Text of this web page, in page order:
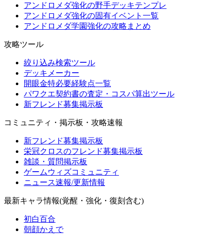
アンドロメダ強化の野手デッキテンプレ
アンドロメダ強化の固有イベント一覧
アンドロメダ学園強化の攻略まとめ
攻略ツール
絞り込み検索ツール
デッキメーカー
開眼金特必要経験点一覧
パワクエ契約書の査定・コスパ算出ツール
新フレンド募集掲示板
コミュニティ・掲示板・攻略速報
新フレンド募集掲示板
栄冠クロスのフレンド募集掲示板
雑談・質問掲示板
ゲームウィズコミュニティ
ニュース速報/更新情報
最新キャラ情報(覚醒・強化・復刻含む)
初白百合
朝顔かえで